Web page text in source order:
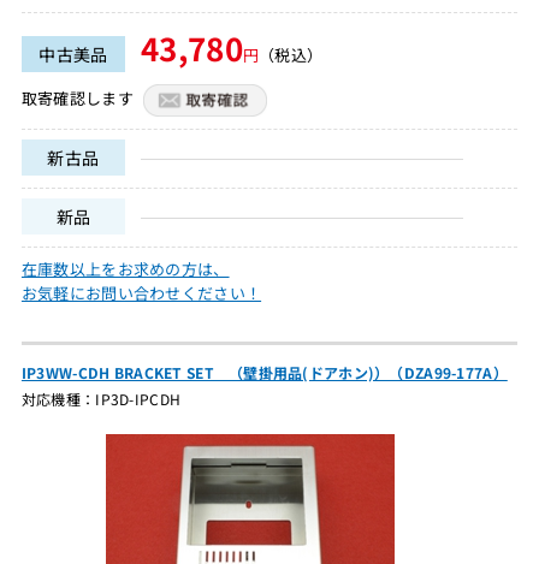
中古美品 43,780円 （税込）
取寄確認します
新古品
新品
在庫数以上をお求めの方は、
お気軽にお問い合わせください！
IP3WW-CDH BRACKET SET （壁掛用品(ドアホン)）（DZA99-177A）
対応機種：IP3D-IPCDH